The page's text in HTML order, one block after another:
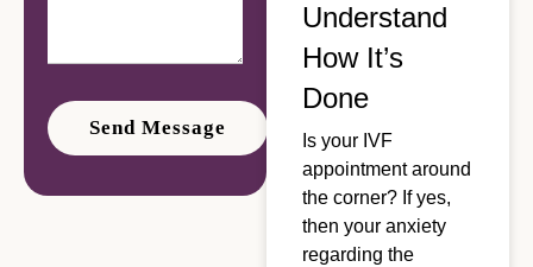
Understand
How It’s
Done
Is your IVF
appointment around
the corner? If yes,
then your anxiety
regarding the